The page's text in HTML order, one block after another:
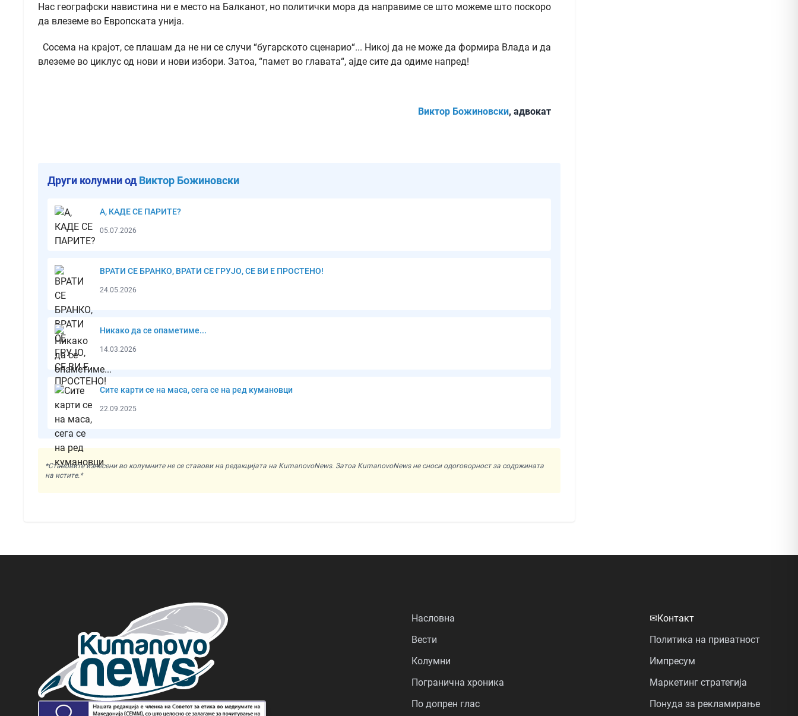
Нас географски навистина ни е место на Балканот, но политички мора да направиме се што можеме што поскоро
да влеземе во Европската унија.
Сосема на крајот, се плашам да не ни се случи “бугарското сценарио“... Никој да не може да формира Влада и да
влеземе во циклус од нови и нови избори. Затоа, “памет во главата“, ајде сите да одиме напред!
Виктор Божиновски, адвокат
Други колумни од Виктор Божиновски
А, КАДЕ СЕ ПАРИТЕ?
05.07.2026
ВРАТИ СЕ БРАНКО, ВРАТИ СЕ ГРУЈО, СЕ ВИ Е ПРОСТЕНО!
24.05.2026
Никако да се опаметиме...
14.03.2026
Сите карти се на маса, сега се на ред кумановци
22.09.2025
*Ставовите изнесени во колумните не се ставови на редакцијата на KumanovoNews. Затоа KumanovoNews не сноси одоговорност за содржината
на истите.*
Насловна
Вести
Колумни
Погранична хроника
По допрен глас
✉Контакт
Политика на приватност
Импресум
Маркетинг стратегија
Понуда за рекламирање